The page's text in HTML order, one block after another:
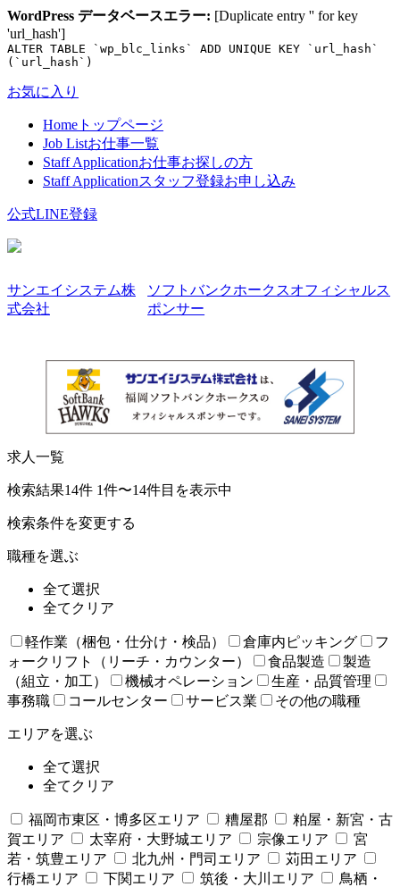
WordPress データベースエラー: [Duplicate entry '' for key
'url_hash']
ALTER TABLE `wp_blc_links` ADD UNIQUE KEY `url_hash`
(`url_hash`)
お気に入り
Home トップページ
Job Listお仕事一覧
Staff Applicationお仕事お探しの方
Staff Applicationスタッフ登録お申し込み
公式LINE登録
サンエイシステム株
式会社
ソフトバンクホークスオフィシャルス
ポンサー
求人一覧
検索結果14件 1件〜14件目を表示中
検索条件を変更する
職種を選ぶ
全て選択
全てクリア
軽作業（梱包・仕分け・検品） 倉庫内ピッキング
フ
ォークリフト（リーチ・カウンター）
食品製造
製造
（組立・加工）
機械オペレーション
生産・品質管理
事務職
コールセンター サービス業 その他の職種
エリアを選ぶ
全て選択
全てクリア
福岡市東区・博多区エリア 糟屋郡
粕屋・新宮・古
賀エリア
太宰府・大野城エリア 宗像エリア
宮
若・筑豊エリア
北九州・門司エリア
苅田エリア
行橋エリア
下関エリア 筑後・大川エリア
鳥栖・